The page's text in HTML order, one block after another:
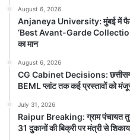
August 6, 2026
Raipur Police
Transfers: रायपुर पुलिस
August 6, 2026
Anjaneya University: मुंबई में फैशन
‘Best Avant-Garde Collection
का मान
August 6, 2026
CG Cabinet Decisions:
BEML प्लांट तक कई प्रस्तावों को
July 31, 2026
Raipur Breaking: ग्राम पंचायत
31 दुकानों की बिक्री पर मंत्री से